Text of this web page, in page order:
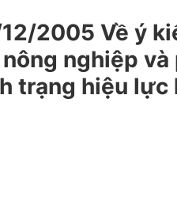
2005 Về ý
nghiệp
trạng hiệu